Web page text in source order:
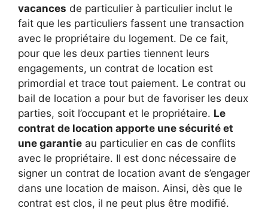
vacances de particulier à particulier inclut le
fait que les particuliers fassent une transaction
avec le propriétaire du logement. De ce fait,
pour que les deux parties tiennent leurs
engagements, un contrat de location est
primordial et trace tout paiement. Le contrat ou
bail de location a pour but de favoriser les deux
parties, soit l’occupant et le propriétaire. Le
contrat de location apporte une sécurité et
une garantie au particulier en cas de conflits
avec le propriétaire. Il est donc nécessaire de
signer un contrat de location avant de s’engager
dans une location de maison. Ainsi, dès que le
contrat est clos, il ne peut plus être modifié.